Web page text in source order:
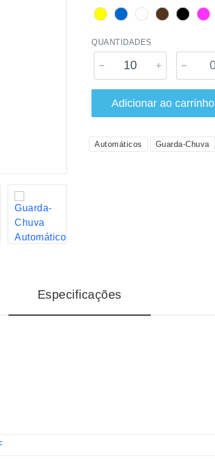
QUANTIDADES
Adicionar ao carrinho
Automáticos Guarda-Chuva
Especificações